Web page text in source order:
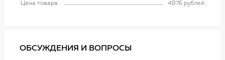
Цена товара 4876 рублей
ОБСУЖДЕНИЯ И ВОПРОСЫ